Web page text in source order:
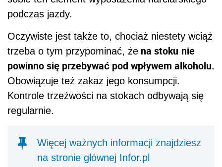
podczas jazdy.
Oczywiste jest także to, chociaż niestety wciąż
trzeba o tym przypominać, że na stoku nie
powinno się przebywać pod wpływem alkoholu.
Obowiązuje też zakaz jego konsumpcji.
Kontrole trzeźwości na stokach odbywają się
regularnie.
Więcej ważnych informacji znajdziesz
na stronie głównej Infor.pl